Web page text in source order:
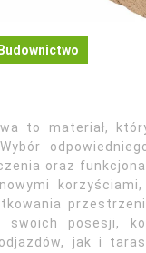
Budownictwo
to materiał,
oraz
swoich posesji,
jak i